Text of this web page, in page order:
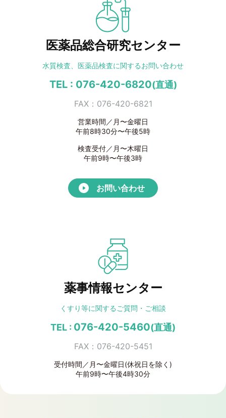
医薬品総合研究センター
水質検査、医薬品検査に関するお問い合わせ
TEL : 076-420-6820(直通)
FAX：076-420-6821
営業時間／月〜金曜日
午前8時30分〜午後5時
検査受付／月〜木曜日
午前9時〜午後3時
お問い合わせ
薬事情報センター
くすり等に関する ご質問・ご相談
TEL : 076-420-5460(直通)
FAX：076-420-5451
受付時間／月〜金曜日(休祝日を除く)
午前9時〜午後4時30分